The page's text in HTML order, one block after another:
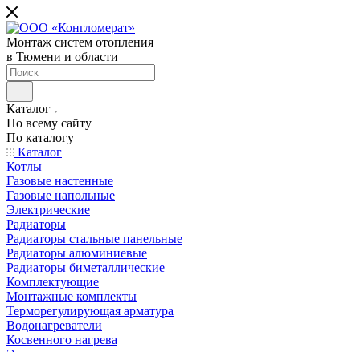
Монтаж систем отопления
в Тюмени и области
Каталог
По всему сайту
По каталогу
Каталог
Котлы
Газовые настенные
Газовые напольные
Электрические
Радиаторы
Радиаторы стальные панельные
Радиаторы алюминиевые
Радиаторы биметаллические
Комплектующие
Монтажные комплекты
Терморегулирующая арматура
Водонагреватели
Косвенного нагрева